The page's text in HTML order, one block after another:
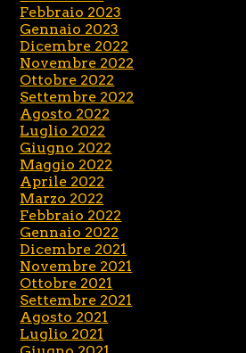
Febbraio 2023
Gennaio 2023
Dicembre 2022
Novembre 2022
Ottobre 2022
Settembre 2022
Agosto 2022
Luglio 2022
Giugno 2022
Maggio 2022
Aprile 2022
Marzo 2022
Febbraio 2022
Gennaio 2022
Dicembre 2021
Novembre 2021
Ottobre 2021
Settembre 2021
Agosto 2021
Luglio 2021